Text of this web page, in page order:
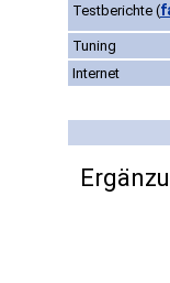
Testberichte (
Tuning
Internet